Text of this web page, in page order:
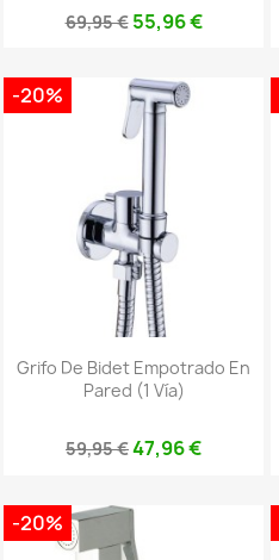
69,95 € 55,96 €
Grifo De Bidet Empotrado En
Pared (1 Vía)
59,95 €47,96 €
-20%
-20%